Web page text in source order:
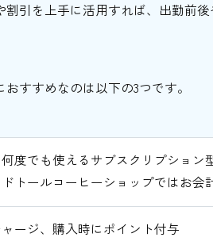
割引を上手に活用すれば、出勤前
すすめなのは以下の3つです。
何度でも使えるサブスクリプション
ドトールコーヒーショップではお会
ージ、購入時にポイント付与